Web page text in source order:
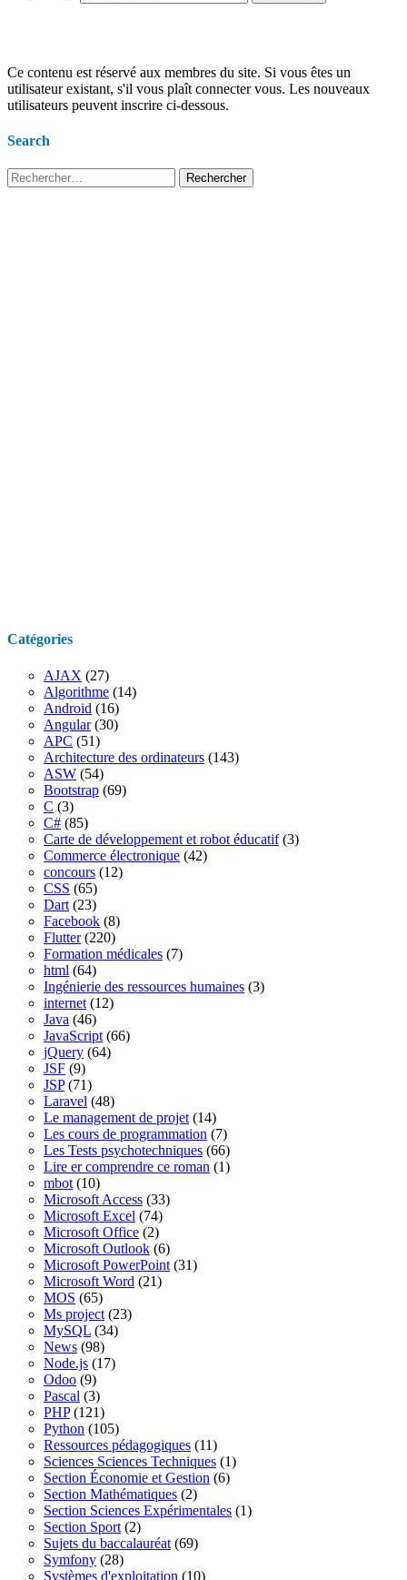
Ce contenu est réservé aux membres du site. Si vous êtes un
utilisateur existant, s'il vous plaît connecter vous. Les nouveaux
utilisateurs peuvent inscrire ci-dessous.
Search
Rechercher :
Catégories
AJAX (27)
Algorithme (14)
Android (16)
Angular(30)
APC (51)
Architecture des ordinateurs (143)
ASW (54)
Bootstrap (69)
C (3)
C# (85)
Carte de développement et robot éducatif(3)
Commerce électronique (42)
concours (12)
CSS (65)
Dart (23)
Facebook (8)
Flutter(220)
Formation médicales (7)
html (64)
Ingénierie des ressources humaines (3)
internet (12)
Java (46)
JavaScript (66)
jQuery (64)
JSF (9)
JSP(71)
Laravel (48)
Le management de projet (14)
Les cours de programmation (7)
Les Tests psychotechniques (66)
Lire er comprendre ce roman (1)
mbot (10)
Microsoft Access (33)
Microsoft Excel (74)
Microsoft Office (2)
Microsoft Outlook (6)
Microsoft PowerPoint (31)
Microsoft Word (21)
MOS (65)
Ms project (23)
MySQL (34)
News (98)
Node.js (17)
Odoo (9)
Pascal (3)
PHP(121)
Python (105)
Ressources pédagogiques (11)
Sciences Sciences Techniques (1)
Section Économie et Gestion (6)
Section Mathématiques (2)
Section Sciences Expérimentales (1)
Section Sport (2)
Sujets du baccalauréat (69)
Symfony (28)
Systèmes d'exploitation (10)